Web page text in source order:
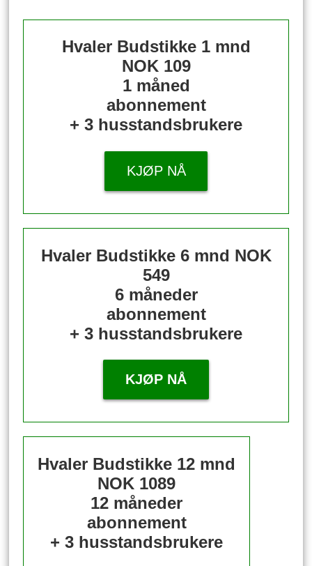
Hvaler Budstikke 1 mnd
NOK 109
1 måned
abonnement
+ 3 husstandsbrukere
KJØP NÅ
Hvaler Budstikke 6 mnd NOK
549
6 måneder
abonnement
+ 3 husstandsbrukere
KJØP NÅ
Hvaler Budstikke 12 mnd
NOK 1089
12 måneder
abonnement
+ 3 husstandsbrukere